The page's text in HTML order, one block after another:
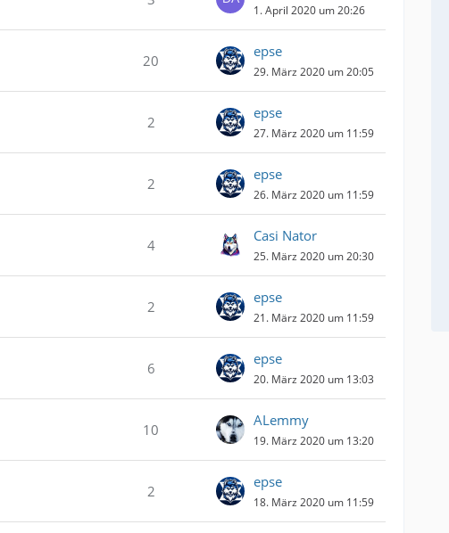
1. April 2020 um 20:26
20
epse
29. März 2020 um 20:05
2
epse
27. März 2020 um 11:59
2
epse
26. März 2020 um 11:59
4
Casi Nator
25. März 2020 um 20:30
2
epse
21. März 2020 um 11:59
6
epse
20. März 2020 um 13:03
10
ALemmy
19. März 2020 um 13:20
2
epse
18. März 2020 um 11:59